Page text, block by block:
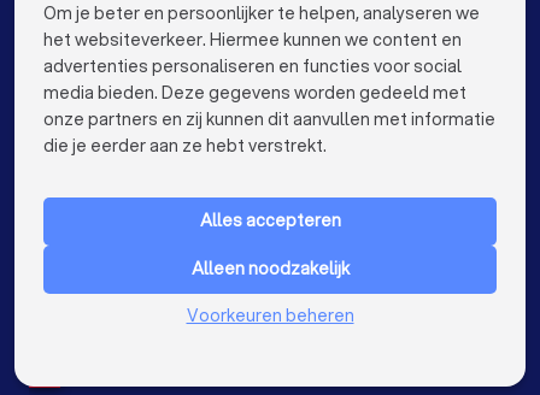
Online marketing bureaus in Rotterdam
Online marketing bureaus in Den Haag
Online marketing bureaus in Utrecht
Online marketing bureaus in Tilburg
Online marketing bureaus in Groningen
Online marketing bureaus in Almere
VOOR PARTICULIEREN keyboard_arrow_down
Nederland
Om je beter en persoonlijker te helpen, analyseren we
het websiteverkeer. Hiermee kunnen we content en
advertenties personaliseren en functies voor social
media bieden. Deze gegevens worden gedeeld met
onze partners en zij kunnen dit aanvullen met informatie
die je eerder aan ze hebt verstrekt.
Alles accepteren
Alleen noodzakelijk
Voorkeuren beheren